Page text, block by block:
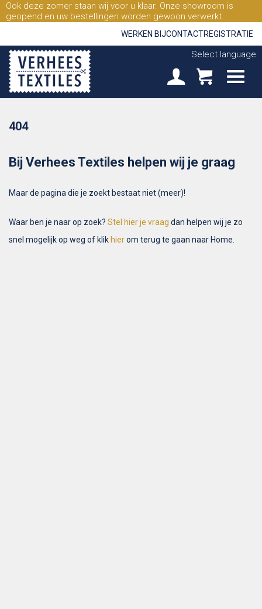
Ook deze zomer staan wij voor u klaar. Onze showroom is
geopend en uw bestellingen worden gewoon verwerkt.
WERKEN BIJCONTACTREGISTRATIE
Select language
404
Bij Verhees Textiles helpen wij je graag
Maar de pagina die je zoekt bestaat niet (meer)!
Waar ben je naar op zoek? Stel hier je vraag dan helpen wij je zo
snel mogelijk op weg of klik hierom terug te gaan naar Home.